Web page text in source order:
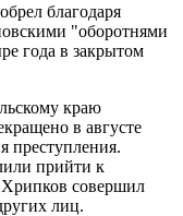
благодаря
"оборотнями
года в закрытом
краю
в августе
преступления.
прийти к
совершил
лиц.